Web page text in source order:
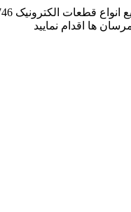
ها اقدام نمایید